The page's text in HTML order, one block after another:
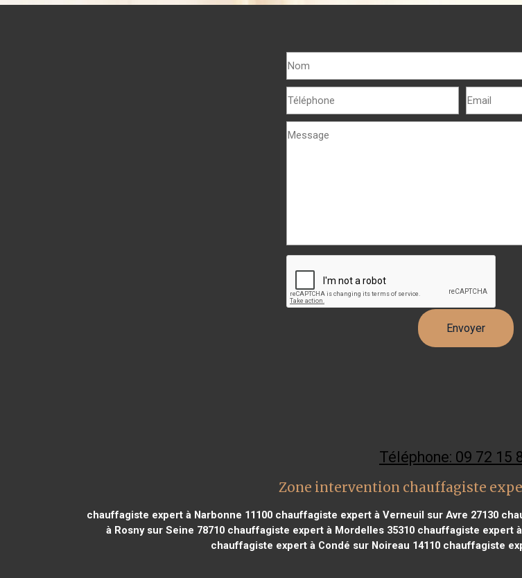
Téléphone: 09 72 15
Zone intervention chauffagiste
chauffagiste expert à Narbonne 11100 chauffagiste expert à Verneuil sur Avre 27130
à Rosny sur Seine 78710chauffagiste expert à Mordelles 35310chauffagiste expert à
chauffagiste expert à Condé sur Noireau 14110 chauffagiste